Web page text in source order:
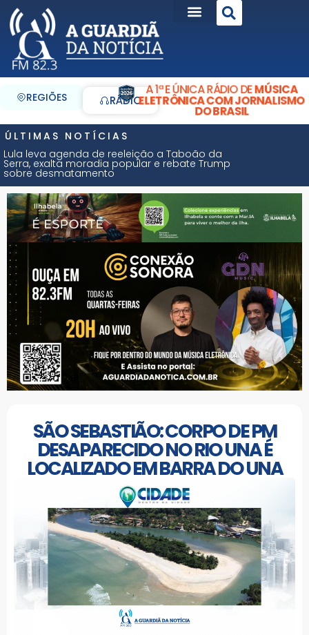
REGIÕES RÁDIO
A 1ª E ÚNICA RÁDIO DEMÚSICA
ELETRÔNICA COM JORNALISMO
DO BRASIL
ÚLTIMAS NOTÍCIAS
Lula leva agenda de reeleição a Taboão da
Serra, exalta moradia popular e rebate Trump
sobre desmatamento
SÃO SEBASTIÃO: CORPO DE PM
DESAPARECIDO NO RIO UNA É
LOCALIZADO EM BARRA DO UNA